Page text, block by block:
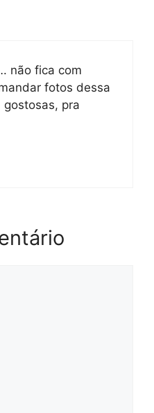
não fica com
fotos dessa
gostosas, pra